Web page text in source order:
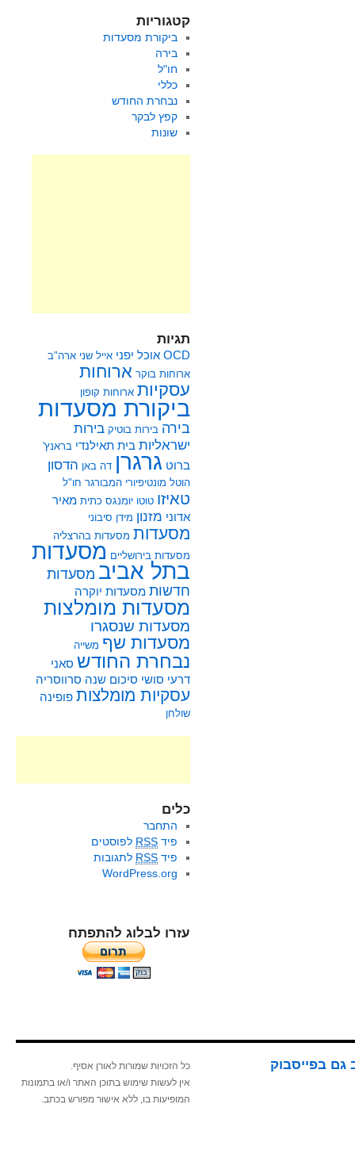
קטגוריות
ביקורת מסעדות
בירה
חו"ל
כללי
נבחרת החודש
קפץ לבקר
שונות
תגיות
OCD אוכל יפני אייל שני ארה"ב
ארוחות בוקר ארוחות
עסקיות ארוחות קופון
ביקורת מסעדות
בירה בירות בוטיק בירות
ישראליות בית תאילנדי בראנץ'
ברוט גרגרן דה באן הדסון
הוטל מונטיפיורי המבורגר חו"ל
טאיזו טוטו יומנגס כתית מאיר
אדוני מזנון מידן סיבוני
מסעדות מסעדות בהרצליה
מסעדות בירושליים מסעדות
בתל אביב מסעדות
חדשות מסעדות יוקרה
מסעדות מומלצות
מסעדות שנסגרו
מסעדות שף משייה
נבחרת החודש סאני
דרעי סושי סיכום שנה סרווסריה
עסקיות מומלצות פופינה
שולחן
כלים
התחבר
פיד RSS לפוסטים
פיד RSS לתגובות
WordPress.org
עזרו לבלוג להתפתח
גם בפייסבוק
כל הזכויות שמורות לאורן אסיף.
אין לעשות שימוש בתוכן האתר ו/או בתמונות
המופיעות בו, ללא אישור מפורש בכתב.